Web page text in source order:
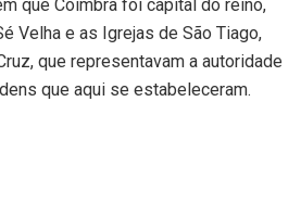
que Coimbra foi capital do reino,
Velha e as Igrejas de São Tiago,
que representavam a autoridade
que aqui se estabeleceram.